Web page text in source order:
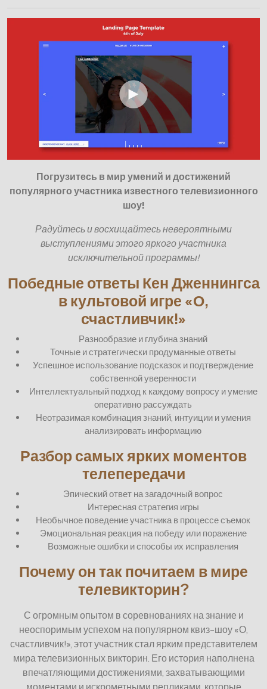
Погрузитесь в мир умений и достижений
популярного участника известного телевизионного
шоу!
Радуйтесь и восхищайтесь невероятными
выступлениями этого яркого участника
исключительной программы!
Победные ответы Кен Дженнингса
в культовой игре «О,
счастливчик!»
Разнообразие и глубина знаний
Точные и стратегически продуманные ответы
Успешное использование подсказок и подтверждение
собственной уверенности
Интеллектуальный подход к каждому вопросу и умение
оперативно рассуждать
Неотразимая комбинация знаний, интуиции и умения
анализировать информацию
Разбор самых ярких моментов
телепередачи
Эпический ответ на загадочный вопрос
Интересная стратегия игры
Необычное поведение участника в процессе съемок
Эмоциональная реакция на победу или поражение
Возможные ошибки и способы их исправления
Почему он так почитаем в мире
телевикторин?
С огромным опытом в соревнованиях на знание и
неоспоримым успехом на популярном квиз-шоу «О,
счастливчик!», этот участник стал ярким представителем
мира телевизионных викторин. Его история наполнена
впечатляющими достижениями, захватывающими